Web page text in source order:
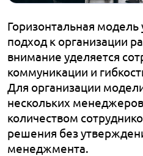
Горизонтальная
подход к организации
внимание уделяется
коммуникации и
Для организации
нескольких
количеством
решения без
менеджмента.